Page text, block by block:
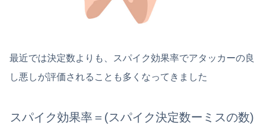
最近では決定数よりも、スパイク効果率でアタッカーの良
し悪しが評価されることも多くなってきました
スパイク効果率＝(スパイク決定数ーミスの数)